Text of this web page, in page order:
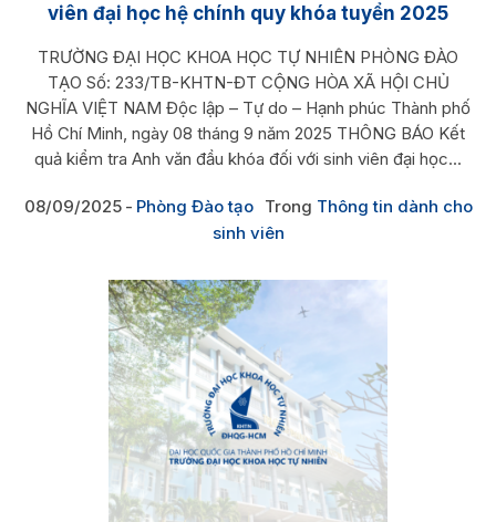
viên đại học hệ chính quy khóa tuyển 2025
TRƯỜNG ĐẠI HỌC KHOA HỌC TỰ NHIÊN PHÒNG ĐÀO
TẠO Số: 233/TB-KHTN-ĐT CỘNG HÒA XÃ HỘI CHỦ
NGHĨA VIỆT NAM Độc lập – Tự do – Hạnh phúc Thành phố
Hồ Chí Minh, ngày 08 tháng 9 năm 2025 THÔNG BÁO Kết
quả kiểm tra Anh văn đầu khóa đối với sinh viên đại học...
08/09/2025 Phòng Đào tạo Trong Thông tin dành cho
sinh viên